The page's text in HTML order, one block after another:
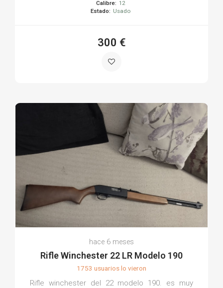
Calibre: 12
Estado: Usado
300 €
hace 6 meses
Rifle Winchester 22 LR Modelo 190
1753 usuarios lo vieron
Rifle winchester del 22 modelo 190. es muy